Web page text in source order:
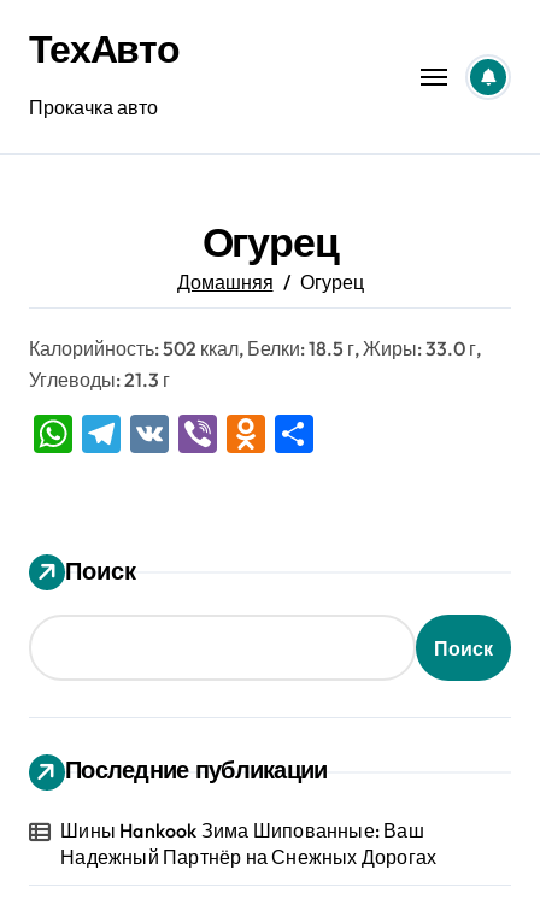
содержанию
ТехАвто
Прокачка авто
Огурец
Домашняя Огурец
Калорийность: 502 ккал, Белки: 18.5 г, Жиры: 33.0 г,
Углеводы: 21.3 г
WhatsApp
Telegram
VK ViberOdnoklassniki
Поиск
Поиск
Последние публикации
Шины Hankook Зима Шипованные: Ваш
Надежный Партнёр на Снежных Дорогах